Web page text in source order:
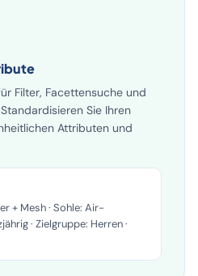
Filter, Facettensuche und
Sie Ihren
Attributen und
+ Mesh · Sohle: Air-
· Zielgruppe: Herren ·